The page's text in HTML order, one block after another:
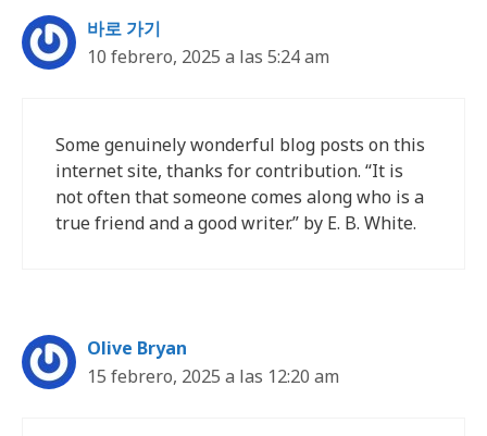
바로 가기
10 febrero, 2025 a las 5:24 am
Some genuinely wonderful blog posts on this
internet site, thanks for contribution. “It is
not often that someone comes along who is a
true friend and a good writer.” by E. B. White.
Olive Bryan
15 febrero, 2025 a las 12:20 am